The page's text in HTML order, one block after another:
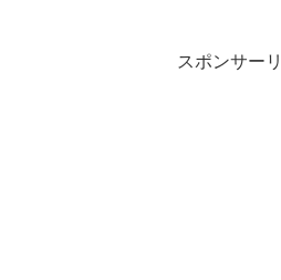
スポンサー